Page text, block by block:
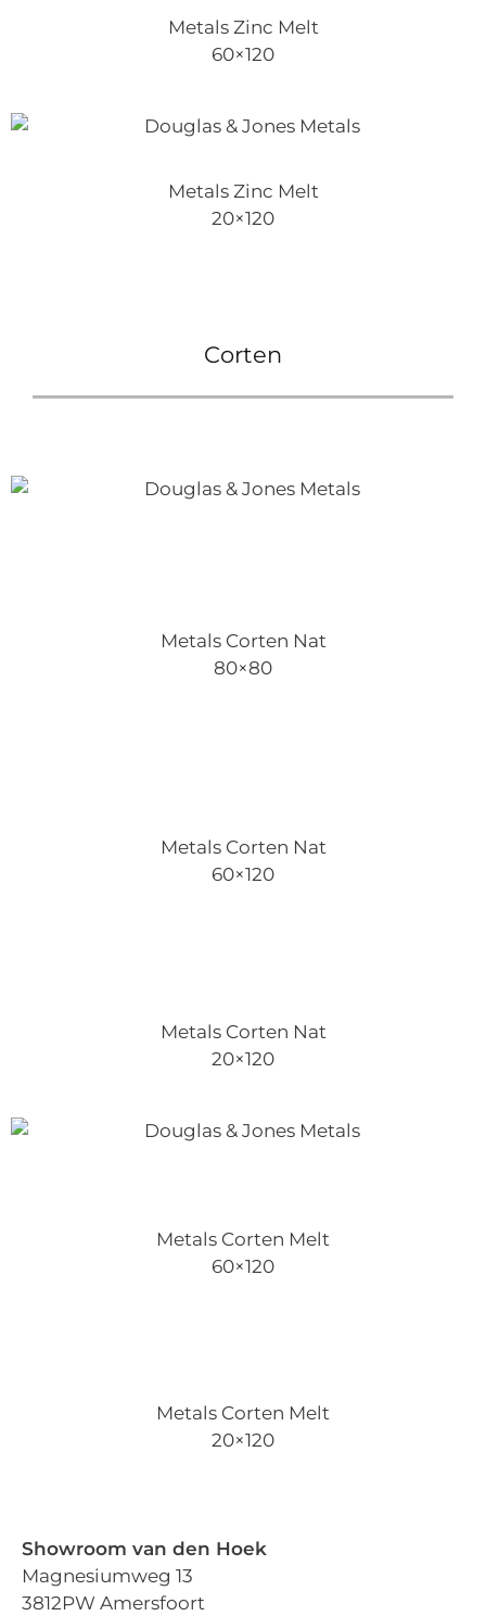
Metals Zinc Melt
60×120
Metals Zinc Melt
20×120
Corten
Metals Corten Nat
80×80
Metals Corten Nat
60×120
Metals Corten Nat
20×120
Metals Corten Melt
60×120
Metals Corten Melt
20×120
Showroom van den Hoek
Magnesiumweg 13
3812PW Amersfoort